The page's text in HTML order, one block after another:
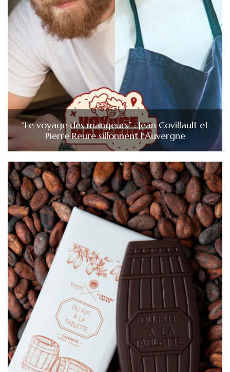
“Le voyage des mangeurs” : Jean Covillault et
Pierre Reure sillonnent l’Auvergne